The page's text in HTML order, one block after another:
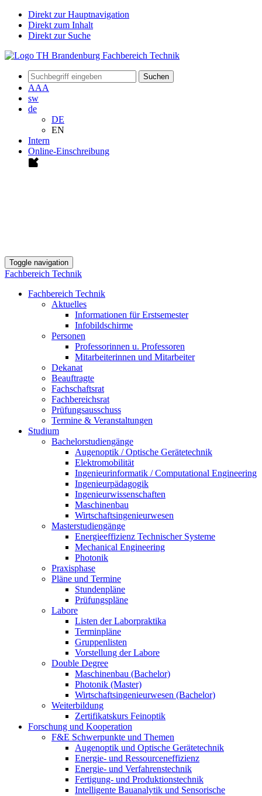
Direkt zur Hauptnavigation
Direkt zum Inhalt
Direkt zur Suche
Suchen
AAA
sw
de
DE
EN
Intern
Online-Einschreibung
Toggle navigation
Fachbereich Technik
Fachbereich Technik
Aktuelles
Informationen für Erstsemester
Infobildschirme
Personen
Professorinnen u. Professoren
Mitarbeiterinnen und Mitarbeiter
Dekanat
Beauftragte
Fachschaftsrat
Fachbereichsrat
Prüfungsausschuss
Termine & Veranstaltungen
Studium
Bachelorstudiengänge
Augenoptik / Optische Gerätetechnik
Elektromobilität
Ingenieurinformatik / Computational Engineering
Ingenieurpädagogik
Ingenieurwissenschaften
Maschinenbau
Wirtschaftsingenieurwesen
Masterstudiengänge
Energieeffizienz Technischer Systeme
Mechanical Engineering
Photonik
Praxisphase
Pläne und Termine
Stundenpläne
Prüfungspläne
Labore
Listen der Laborpraktika
Terminpläne
Gruppenlisten
Vorstellung der Labore
Double Degree
Maschinenbau (Bachelor)
Photonik (Master)
Wirtschaftsingenieurwesen (Bachelor)
Weiterbildung
Zertifikatskurs Feinoptik
Forschung und Kooperation
F&E Schwerpunkte und Themen
Augenoptik und Optische Gerätetechnik
Energie- und Ressourceneffizienz
Energie- und Verfahrenstechnik
Fertigung- und Produktionstechnik
Intelligente Bauanalytik und Sensorische